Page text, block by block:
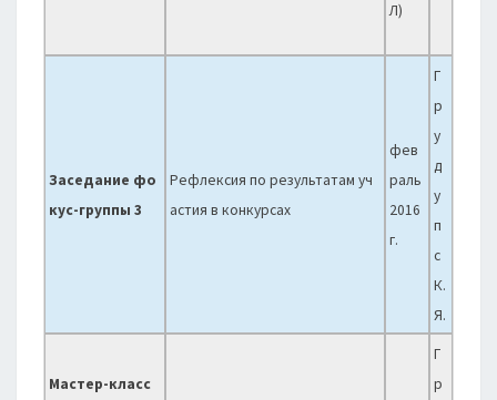
Л)
Заседание фо
кус-группы 3
Рефлексия по результатам уч
астия в конкурсах
фев
раль
2016
г.
Г
р
у
д
у
п
с
К.
Я.
Мастер-класс
Г
р